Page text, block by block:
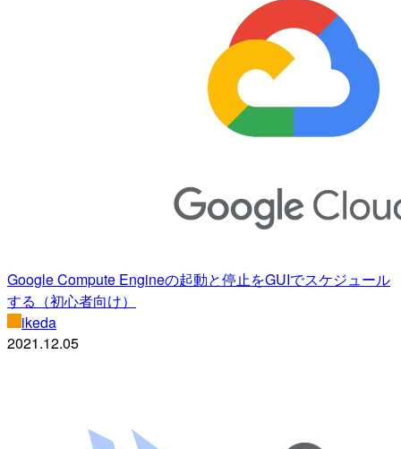
Google Compute Engineの起動と停止をGUIでスケジュール
する（初心者向け）
ikeda
2021.12.05